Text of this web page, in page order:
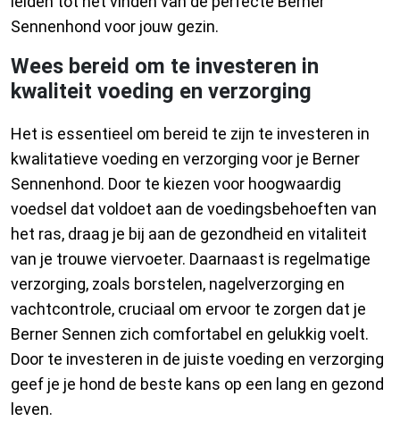
Sennenhond voor jouw gezin.
Wees bereid om te investeren in
kwaliteit voeding en verzorging
Het is essentieel om bereid te zijn te investeren in
kwalitatieve voeding en verzorging voor je Berner
Sennenhond. Door te kiezen voor hoogwaardig
voedsel dat voldoet aan de voedingsbehoeften van
het ras, draag je bij aan de gezondheid en vitaliteit
van je trouwe viervoeter. Daarnaast is regelmatige
verzorging, zoals borstelen, nagelverzorging en
vachtcontrole, cruciaal om ervoor te zorgen dat je
Berner Sennen zich comfortabel en gelukkig voelt.
Door te investeren in de juiste voeding en verzorging
geef je je hond de beste kans op een lang en gezond
leven.